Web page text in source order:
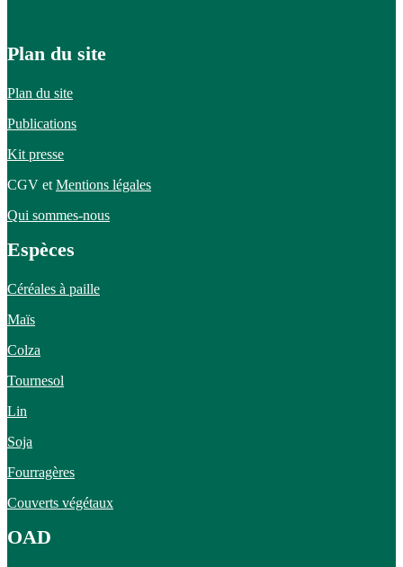
Plan du site
Plan du site
Publications
Kit presse
CGV et Mentions légales
Qui sommes-nous
Espèces
Céréales à paille
Maïs
Colza
Tournesol
Lin
Soja
Fourragères
Couverts végétaux
OAD